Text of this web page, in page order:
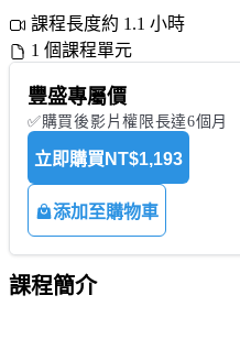
課程長度約 1.1 小時
1 個課程單元
豐盛專屬價
✅購買後影片權限長達6個月
立即購買 NT$1,193
添加至購物車
課程簡介